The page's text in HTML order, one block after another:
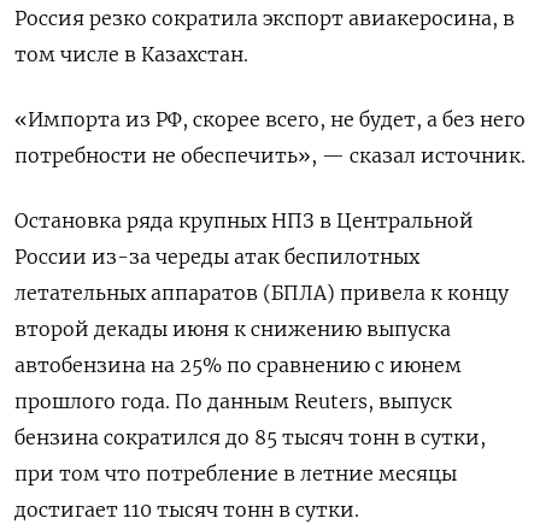
Россия резко сократила экспорт авиакеросина, ⁠в
том числе в Казахстан.
«Импорта из РФ, скорее всего, не будет, а без него
потребности не обеспечить», — сказал источник.
Остановка ряда крупных НПЗ в Центральной
России из-за череды атак беспилотных
летательных аппаратов (БПЛА) привела к концу
второй декады июня к снижению выпуска
автобензина ⁠на 25% по сравнению с июнем
прошлого года. По данным Reuters, выпуск
бензина сократился до 85 тысяч тонн в сутки,
при том что потребление в летние месяцы
достигает 110 тысяч тонн в сутки.